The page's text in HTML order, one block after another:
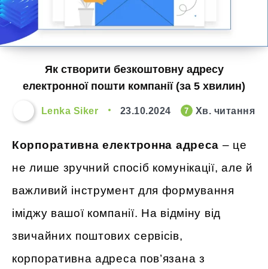
Як створити безкоштовну адресу
електронної пошти компанії (за 5 хвилин)
Lenka Siker 23.10.2024 7 Хв. читання
Корпоративна електронна адреса – це
не лише зручний спосіб комунікації, але й
важливий інструмент для формування
іміджу вашої компанії. На відміну від
звичайних поштових сервісів,
корпоративна адреса пов’язана з